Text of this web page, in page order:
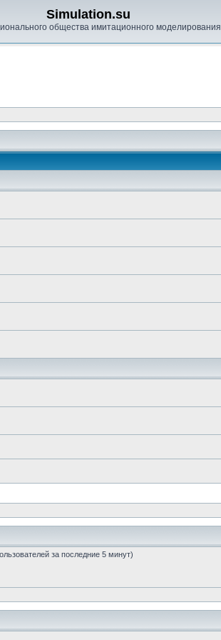
Simulation.su
общества имитационного моделирования
за последние 5 минут)